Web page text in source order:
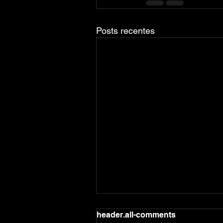
Posts recentes
header.all-comments